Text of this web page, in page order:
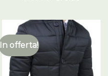
In offerta!